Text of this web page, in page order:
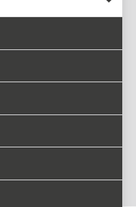
PŘIHLÁSIT SE
nastavit nové heslo